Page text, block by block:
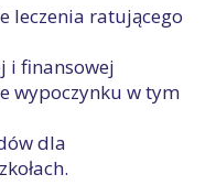
leczenia ratującego
i finansowej
wypoczynku w tym
dla